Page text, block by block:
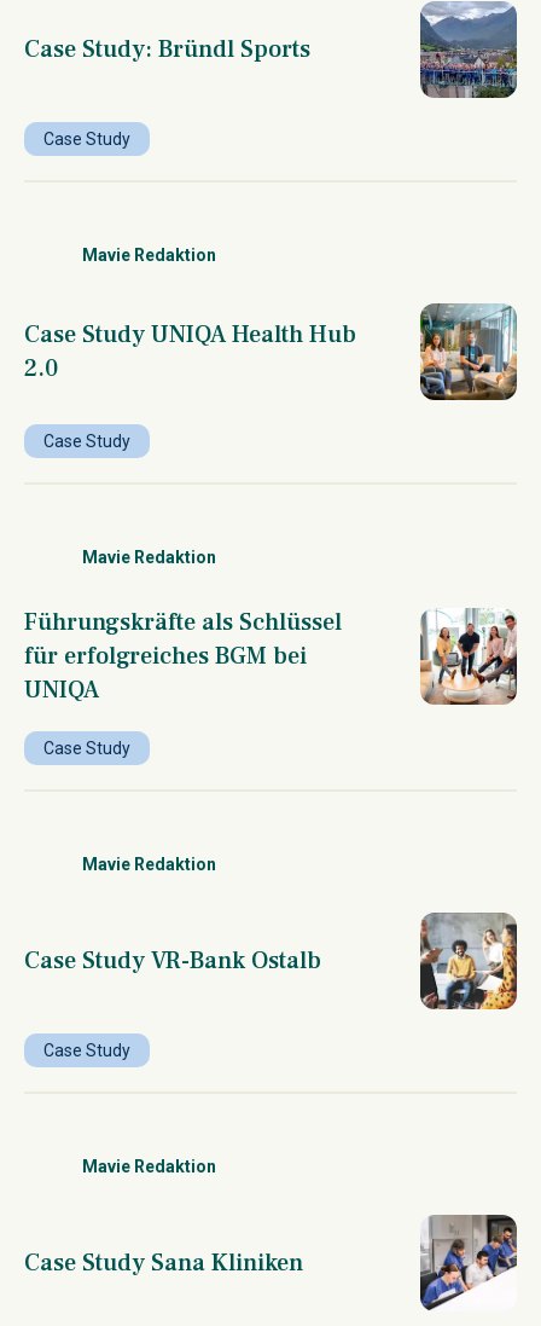
Case Study: Bründl Sports
Case Study
Mavie Redaktion
Case Study UNIQA Health Hub
2.0
Case Study
Mavie Redaktion
Führungskräfte als Schlüssel
für erfolgreiches BGM bei
UNIQA
Case Study
Mavie Redaktion
Case Study VR-Bank Ostalb
Case Study
Mavie Redaktion
Case Study Sana Kliniken